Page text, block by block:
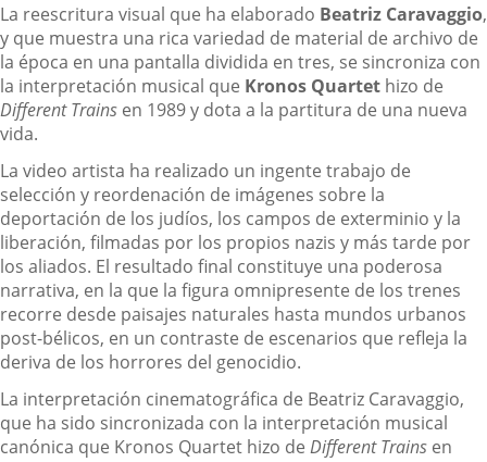
La reescritura visual que ha elaborado Beatriz Caravaggio,
y que muestra una rica variedad de material de archivo de
la época en una pantalla dividida en tres, se sincroniza con
la interpretación musical que Kronos Quartet hizo de
Different Trains en 1989 y dota a la partitura de una nueva
vida.
La video artista ha realizado un ingente trabajo de
selección y reordenación de imágenes sobre la
deportación de los judíos, los campos de exterminio y la
liberación, filmadas por los propios nazis y más tarde por
los aliados. El resultado final constituye una poderosa
narrativa, en la que la figura omnipresente de los trenes
recorre desde paisajes naturales hasta mundos urbanos
post-bélicos, en un contraste de escenarios que refleja la
deriva de los horrores del genocidio.
La interpretación cinematográfica de Beatriz Caravaggio,
que ha sido sincronizada con la interpretación musical
canónica que Kronos Quartet hizo de Different Trains en